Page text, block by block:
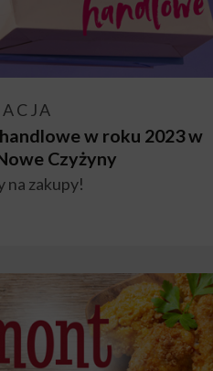
w roku 2023 w
Czyżyny
na zakupy!